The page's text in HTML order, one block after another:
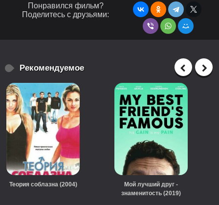
Понравился фильм?
Поделитесь с друзьями:
Рекомендуемое
Теория соблазна (2004)
Мой лучший друг -
знаменитость (2019)